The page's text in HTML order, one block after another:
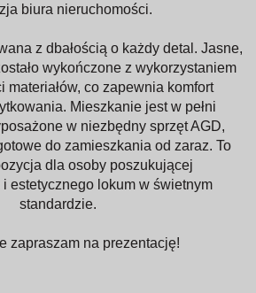
biura nieruchomości.
z dbałością o każdy detal. Jasne,
wykończone z wykorzystaniem
materiałów, co zapewnia komfort
Mieszkanie jest w pełni
w niezbędny sprzęt AGD,
do zamieszkania od zaraz. To
dla osoby poszukującej
estetycznego lokum w świetnym
standardzie.
zapraszam na prezentację!